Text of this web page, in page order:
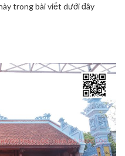
trong bài viết dưới đây